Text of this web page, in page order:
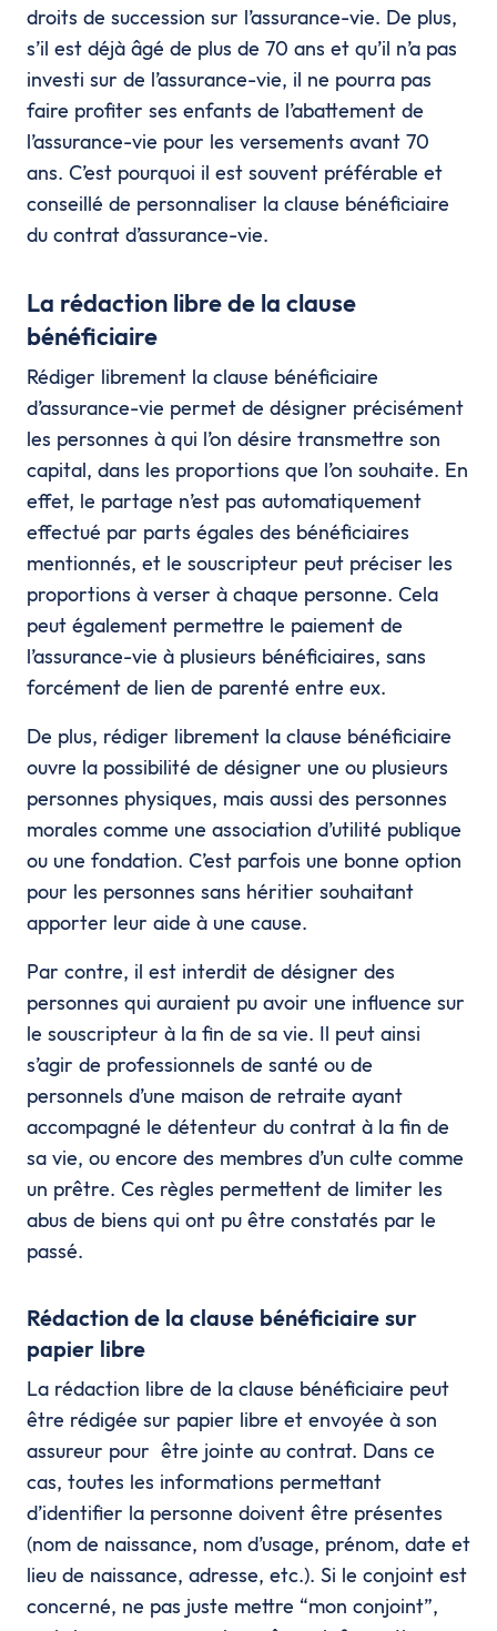
droits de succession sur l’assurance-vie. De plus,
s’il est déjà âgé de plus de 70 ans et qu’il n’a pas
investi sur de l’assurance-vie, il ne pourra pas
faire profiter ses enfants de l’abattement de
l’assurance-vie pour les versements avant 70
ans. C’est pourquoi il est souvent préférable et
conseillé de personnaliser la clause bénéficiaire
du contrat d’assurance-vie.
La rédaction libre de la clause
bénéficiaire
Rédiger librement la clause bénéficiaire
d’assurance-vie permet de désigner précisément
les personnes à qui l’on désire transmettre son
capital, dans les proportions que l’on souhaite. En
effet, le partage n’est pas automatiquement
effectué par parts égales des bénéficiaires
mentionnés, et le souscripteur peut préciser les
proportions à verser à chaque personne. Cela
peut également permettre le paiement de
l’assurance-vie à plusieurs bénéficiaires, sans
forcément de lien de parenté entre eux.
De plus, rédiger librement la clause bénéficiaire
ouvre la possibilité de désigner une ou plusieurs
personnes physiques, mais aussi des personnes
morales comme une association d’utilité publique
ou une fondation. C’est parfois une bonne option
pour les personnes sans héritier souhaitant
apporter leur aide à une cause.
Par contre, il est interdit de désigner des
personnes qui auraient pu avoir une influence sur
le souscripteur à la fin de sa vie. Il peut ainsi
s’agir de professionnels de santé ou de
personnels d’une maison de retraite ayant
accompagné le détenteur du contrat à la fin de
sa vie, ou encore des membres d’un culte comme
un prêtre. Ces règles permettent de limiter les
abus de biens qui ont pu être constatés par le
passé.
Rédaction de la clause bénéficiaire sur
papier libre
La rédaction libre de la clause bénéficiaire peut
être rédigée sur papier libre et envoyée à son
assureur pour être jointe au contrat. Dans ce
cas, toutes les informations permettant
d’identifier la personne doivent être présentes
(nom de naissance, nom d’usage, prénom, date et
lieu de naissance, adresse, etc.). Si le conjoint est
concerné, ne pas juste mettre “mon conjoint”,